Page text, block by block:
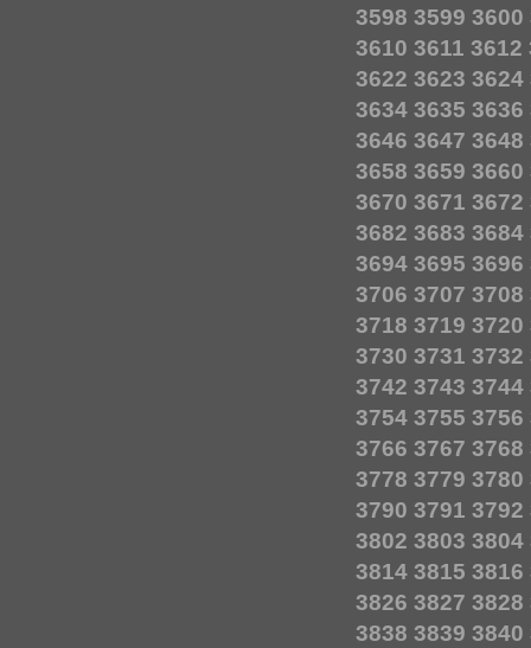
3598 3599 3600
3610 3611 3612
3622 3623 3624
3634 3635 3636
3646 3647 3648
3658 3659 3660
3670 3671 3672
3682 3683 3684
3694 3695 3696
3706 3707 3708
3718 3719 3720
3730 3731 3732
3742 3743 3744
3754 3755 3756
3766 3767 3768
3778 3779 3780
3790 3791 3792
3802 3803 3804
3814 3815 3816
3826 3827 3828
3838 3839 3840